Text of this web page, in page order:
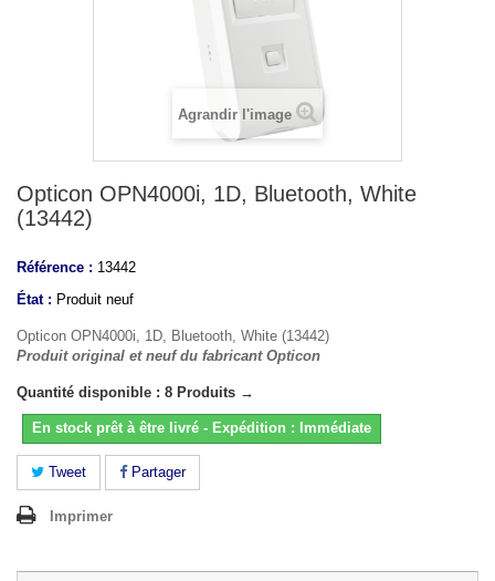
Agrandir l'image
Opticon OPN4000i, 1D, Bluetooth, White
(13442)
Référence : 13442
État : Produit neuf
Opticon OPN4000i, 1D, Bluetooth, White (13442)
Produit original et neuf du fabricant Opticon
Quantité disponible : 8 Produits →
En stock prêt à être livré - Expédition : Immédiate
Tweet Partager
Imprimer